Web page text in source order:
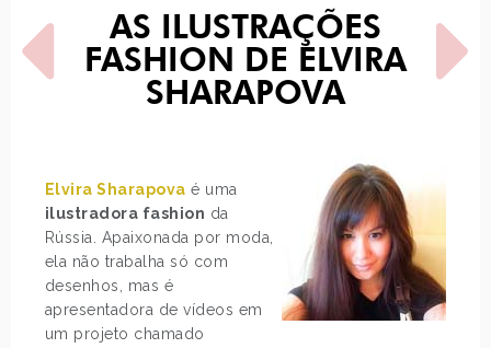
AS ILUSTRAÇÕES
FASHION DE ELVIRA
SHARAPOVA
Elvira Sharapova é uma
ilustradora fashion da
Rússia. Apaixonada por moda,
ela não trabalha só com
desenhos, mas é
apresentadora de vídeos em
um projeto chamado
LOOK DO DIA: BRANCO E
PRÓXIMO POST
ESTILO DE BLOGUEIRA:
FERNANDA DALLAN